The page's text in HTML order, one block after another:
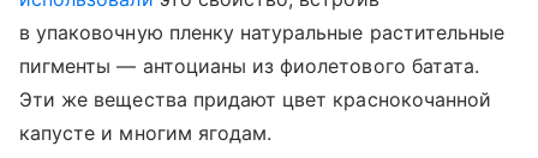
в упаковочную пленку натуральные растительные
пигменты — антоцианы из фиолетового батата.
Эти же вещества придают цвет краснокочанной
капусте и многим ягодам.